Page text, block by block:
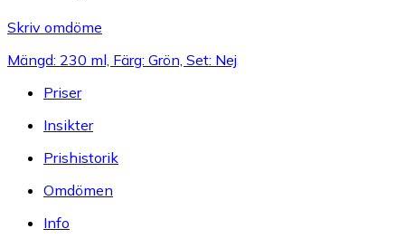
Skriv omdöme
Mängd: 230 ml, Färg: Grön, Set: Nej
Priser
Insikter
Prishistorik
Omdömen
Info